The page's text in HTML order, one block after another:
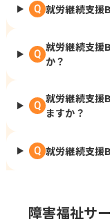
Q 就労継続支援
Q
就労継続支援
か？
Q
就労継続支援
ますか？
Q 就労継続支援
障害福祉サ